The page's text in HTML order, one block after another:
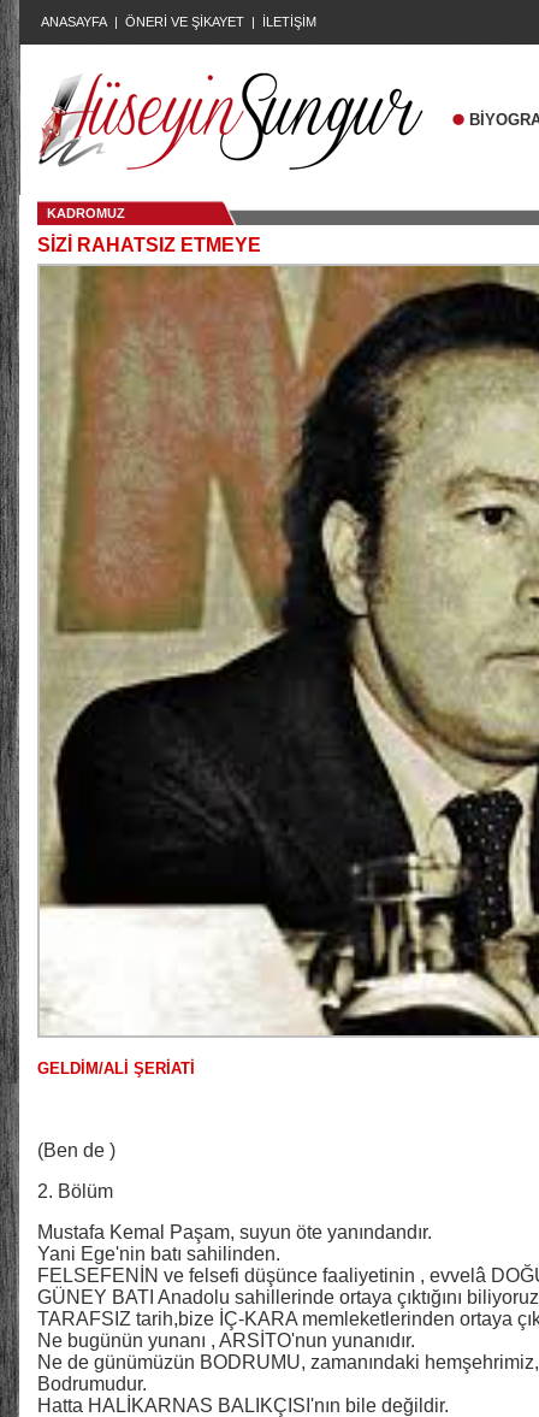
ANASAYFA | ÖNERİ VE ŞİKAYET | İLETİŞİM
KADROMUZ
SİZİ RAHATSIZ ETMEYE
GELDİM/ALİ ŞERİATİ
(Ben de )
2. Bölüm
Mustafa Kemal Paşam, suyun öte yanındandır.
Yani Ege'nin batı sahilinden.
FELSEFENİN ve felsefi düşünce faaliyetinin , evvelâ
GÜNEY BATI Anadolu sahillerinde ortaya çıktığını
TARAFSIZ tarih,bize İÇ-KARA memleketlerinden ortaya
Ne bugünün yunanı , ARSİTO'nun yunanıdır.
Ne de günümüzün BODRUMU, zamanındaki
Bodrumudur.
Hatta HALİKARNAS BALIKÇISI'nın bile değildir.